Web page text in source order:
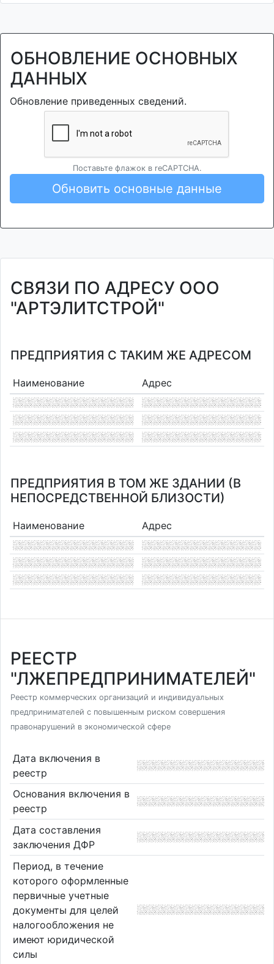
ОБНОВЛЕНИЕ ОСНОВНЫХ
ДАННЫХ
Обновление приведенных сведений.
Поставьте флажок в reCAPTCHA.
Обновить основные данные
СВЯЗИ ПО АДРЕСУ ООО
"АРТЭЛИТСТРОЙ"
ПРЕДПРИЯТИЯ С ТАКИМ ЖЕ АДРЕСОМ
Наименование Адрес
ПРЕДПРИЯТИЯ В ТОМ ЖЕ ЗДАНИИ (В
НЕПОСРЕДСТВЕННОЙ БЛИЗОСТИ)
Наименование Адрес
РЕЕСТР
"ЛЖЕПРЕДПРИНИМАТЕЛЕЙ"
Реестр коммерческих организаций и индивидуальных
предпринимателей с повышенным риском совершения
правонарушений в экономической сфере
Дата включения в
реестр
Основания включения в
реестр
Дата составления
заключения ДФР
Период, в течение
которого оформленные
первичные учетные
документы для целей
налогообложения не
имеют юридической
силы